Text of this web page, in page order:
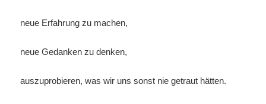
neue Erfahrung zu machen,
neue Gedanken zu denken,
auszuprobieren, was wir uns sonst nie getraut hätten.